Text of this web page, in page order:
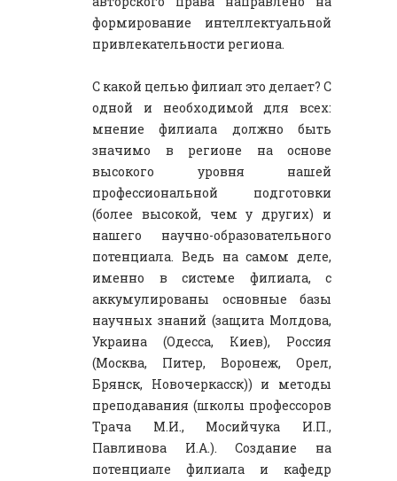
формирование интеллектуальной
привлекательности региона.
С какой целью филиал это делает? С
одной и необходимой для всех:
мнение филиала должно быть
значимо в регионе на основе
высокого уровня нашей
профессиональной подготовки
(более высокой, чем у других) и
нашего научно-образовательного
потенциала. Ведь на самом деле,
именно в системе филиала, с
аккумулированы основные базы
научных знаний (защита Молдова,
Украина (Одесса, Киев), Россия
(Москва, Питер, Воронеж, Орел,
Брянск, Новочеркасск)) и методы
преподавания (школы профессоров
Трача М.И., Мосийчука И.П.,
Павлинова И.А.). Создание на
потенциале филиала и кафедр